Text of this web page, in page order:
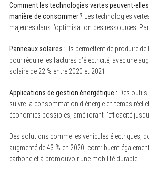
Comment les technologies vertes peuvent-
manière de consommer ? Les technologies
majeures dans l’optimisation des ressources.
Panneaux solaires : Ils permettent de produire de
pour réduire les factures d’électricité, avec une
solaire de 22 % entre 2020 et 2021.
Applications de gestion énergétique : Des
suivre la consommation d’énergie en temps réel
économies possibles, améliorant l’efficacité
Des solutions comme les véhicules électriques,
augmenté de 43 % en 2020, contribuent
carbone et à promouvoir une mobilité durable.